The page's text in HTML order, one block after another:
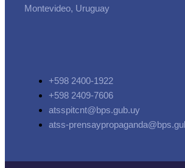
Montevideo, Uruguay
+598 2400-1922
+598 2409-7606
atsspitcnt@bps.gub.uy
atss-